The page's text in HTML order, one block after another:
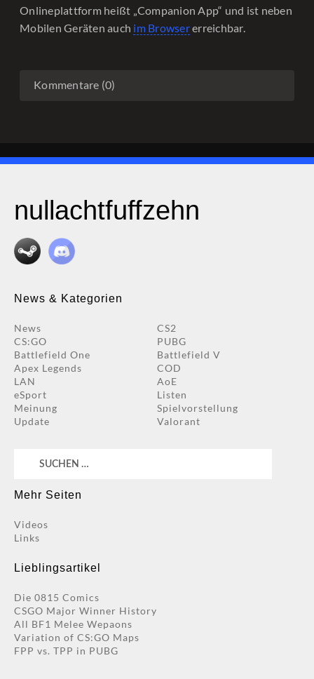
Onlineplattform heißt „Companion App“ und ist neben
Mobilen Geräten auch im Browsererreichbar.
Kommentare (0)
nullachtfuffzehn
News & Kategorien
News
CS2
CS:GO
PUBG
Battlefield One
Battlefield V
Apex Legends
COD
LAN
AoE
eSport
Listen
Meinung
Spielvorstellung
Update
Valorant
Suchen
Mehr Seiten
Videos
Links
Lieblingsartikel
Die 0815 Comics
CSGO Major Winner History
All BF1 Melee Wepaons
Variation of CS:GO Maps
FPP vs. TPP in PUBG